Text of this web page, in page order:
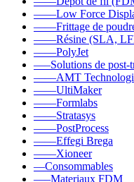
––––Low Force
––––Frittage de
––––Résine (SLA,
––––PolyJet
–––Solutions de post-
––––AMT
––––UltiMaker
––––Formlabs
––––Stratasys
––––PostProcess
––––Effegi Brega
––––Xioneer
––Consommables
–––Materiaux FDM